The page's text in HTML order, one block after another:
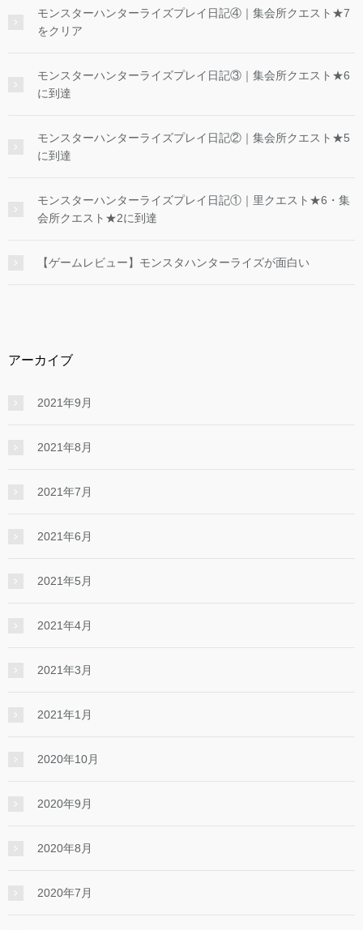
モンスターハンターライズプレイ日記④｜集会所クエスト★7
をクリア
モンスターハンターライズプレイ日記③｜集会所クエスト★6
に到達
モンスターハンターライズプレイ日記②｜集会所クエスト★5
に到達
モンスターハンターライズプレイ日記①｜里クエスト★6・集
会所クエスト★2に到達
【ゲームレビュー】モンスタハンターライズが面白い
アーカイブ
2021年9月
2021年8月
2021年7月
2021年6月
2021年5月
2021年4月
2021年3月
2021年1月
2020年10月
2020年9月
2020年8月
2020年7月